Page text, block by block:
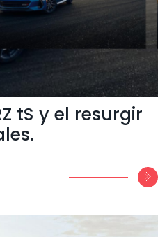
tS y el resurgir